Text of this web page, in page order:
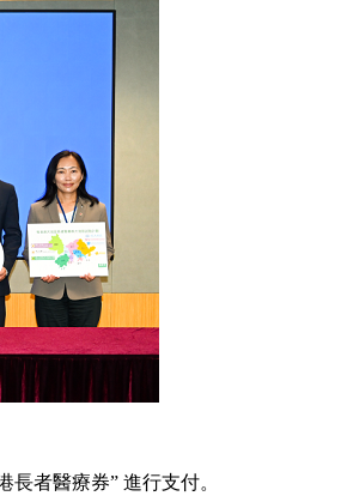
者醫療券” 進行支付。